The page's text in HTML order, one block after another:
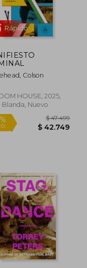
Colson
HOUSE, 2025,
Blanda, Nuevo